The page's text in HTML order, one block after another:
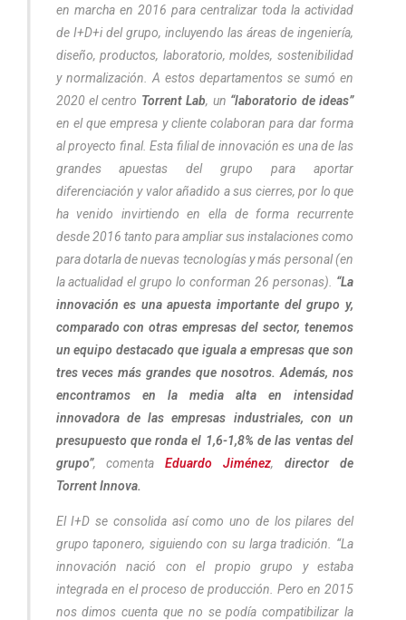
en marcha en 2016 para centralizar toda la actividad
de I+D+i del grupo, incluyendo las áreas de ingeniería,
diseño, productos, laboratorio, moldes, sostenibilidad
y normalización. A estos departamentos se sumó en
2020 el centro Torrent Lab, un “laboratorio de ideas”
en el que empresa y cliente colaboran para dar forma
al proyecto final. Esta filial de innovación es una de las
grandes apuestas del grupo para aportar
diferenciación y valor añadido a sus cierres, por lo que
ha venido invirtiendo en ella de forma recurrente
desde 2016 tanto para ampliar sus instalaciones como
para dotarla de nuevas tecnologías y más personal (en
la actualidad el grupo lo conforman 26 personas). “La
innovación es una apuesta importante del grupo y,
comparado con otras empresas del sector, tenemos
un equipo destacado que iguala a empresas que son
tres veces más grandes que nosotros. Además, nos
encontramos en la media alta en intensidad
innovadora de las empresas industriales, con un
presupuesto que ronda el 1,6-1,8% de las ventas del
grupo”, comentaEduardo Jiménez, director de
Torrent Innova.
El I+D se consolida así como uno de los pilares del
grupo taponero, siguiendo con su larga tradición. “La
innovación nació con el propio grupo y estaba
integrada en el proceso de producción. Pero en 2015
nos dimos cuenta que no se podía compatibilizar la